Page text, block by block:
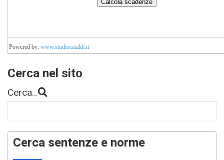
Powered by: www.studiocataldi.it
Cerca nel sito
Cerca...
Cerca sentenze e norme